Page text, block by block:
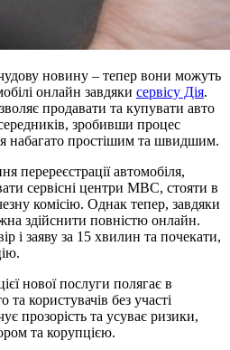
новину – тепер вони можуть
онлайн завдяки сервісу Дія.
продавати та купувати авто
зробивши процес
набагато простішим та швидшим.
перереєстрації автомобіля,
сервісні центри МВС, стояти в
комісію. Однак тепер, завдяки
здійснити повністю онлайн.
і заяву за 15 хвилин та почекати,
нової послуги полягає в
та користувачів без участі
прозорість та усуває ризики,
та корупцією.